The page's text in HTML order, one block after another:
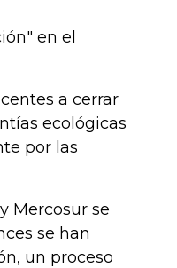
en el
a cerrar
ecológicas
por las
Mercosur se
se han
un proceso